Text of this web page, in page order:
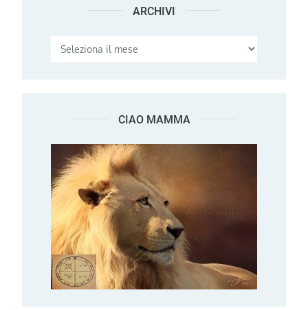
ARCHIVI Archivi
CIAO MAMMA